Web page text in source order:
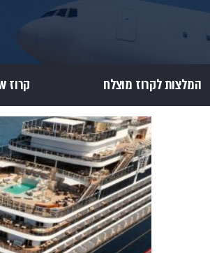
המלצות לקרוז מוצלח קרוז Review